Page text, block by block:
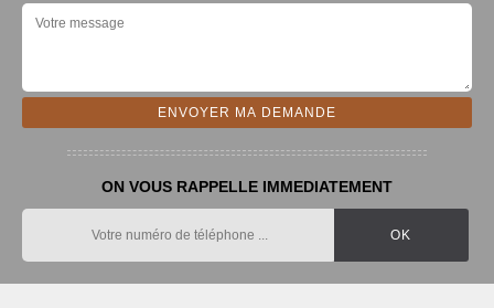
ON VOUS RAPPELLE IMMEDIATEMENT